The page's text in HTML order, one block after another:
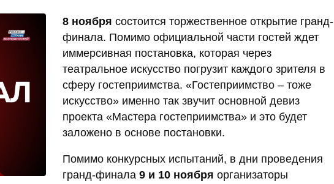
8 ноября состоится торжественное открытие гранд-
финала. Помимо официальной части гостей ждет
иммерсивная постановка, которая через
театральное искусство погрузит каждого зрителя в
сферу гостеприимства. «Гостеприимство – тоже
искусство» именно так звучит основной девиз
проекта «Мастера гостеприимства» и это будет
заложено в основе постановки.
Помимо конкурсных испытаний, в дни проведения
гранд-финала 9 и 10 ноября организаторы